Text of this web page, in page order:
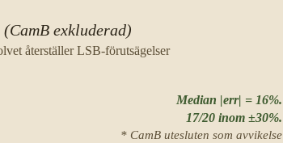
exkluderad)
återställer LSB-förutsägelser
Median |err| = 16%.
17/20 inom ±30%.
* CamB utesluten som avvikelse